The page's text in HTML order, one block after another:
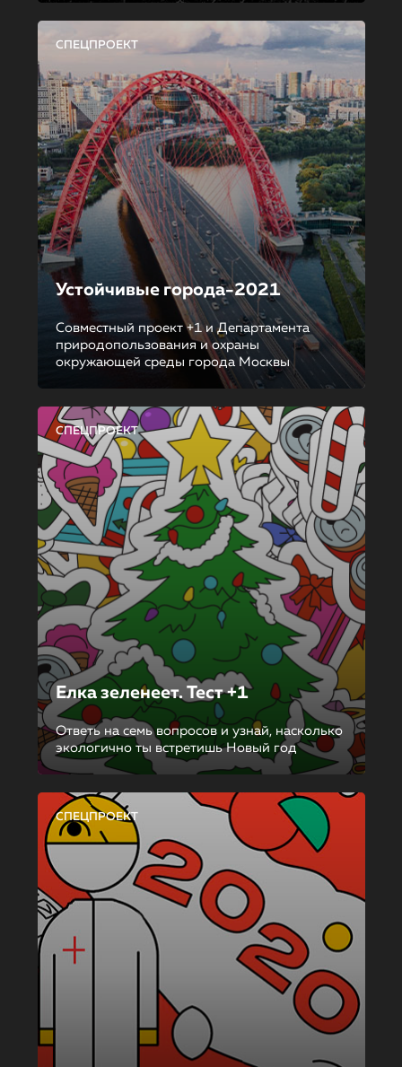
СПЕЦПРОЕКТ
Устойчивые города-2021
Совместный проект +1 и Департамента
природопользования и охраны
окружающей среды города Москвы
СПЕЦПРОЕКТ
Елка зеленеет. Тест +1
Ответь на семь вопросов и узнай, насколько
экологично ты встретишь Новый год
СПЕЦПРОЕКТ